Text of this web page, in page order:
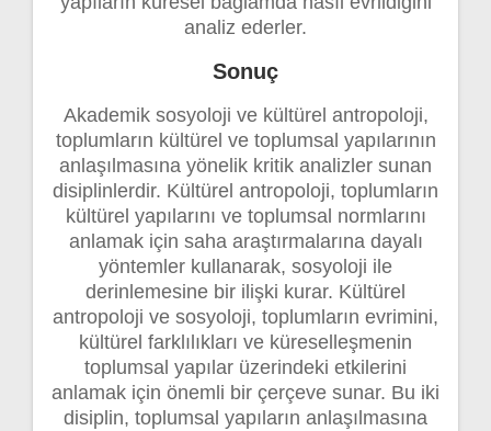
analiz ederler.
Sonuç
Akademik sosyoloji ve kültürel antropoloji,
toplumların kültürel ve toplumsal yapılarının
anlaşılmasına yönelik kritik analizler sunan
disiplinlerdir. Kültürel antropoloji, toplumların
kültürel yapılarını ve toplumsal normlarını
anlamak için saha araştırmalarına dayalı
yöntemler kullanarak, sosyoloji ile
derinlemesine bir ilişki kurar. Kültürel
antropoloji ve sosyoloji, toplumların evrimini,
kültürel farklılıkları ve küreselleşmenin
toplumsal yapılar üzerindeki etkilerini
anlamak için önemli bir çerçeve sunar. Bu iki
disiplin, toplumsal yapıların anlaşılmasına